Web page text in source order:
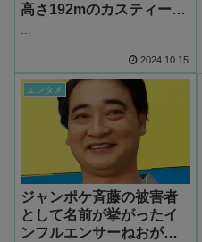
高さ192mのカスティーリ
...
2024.10.15
エンタメ
ジャンポケ斉藤の被害者
として名前が挙がったイ
ンフルエンサーねおが全